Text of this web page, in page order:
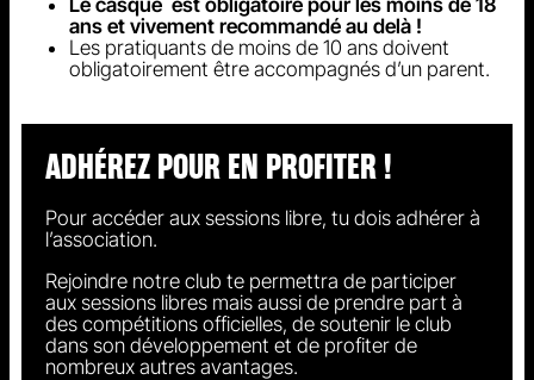
ans et vivement recommandé au delà !
Les pratiquants de moins de 10 ans doivent
obligatoirement être accompagnés d’un parent.
ADHÉREZ POUR EN PROFITER !
Pour accéder aux sessions libre, tu dois adhérer à
l’association.
Rejoindre notre club te permettra de participer
aux sessions libres mais aussi de prendre part à
des compétitions officielles, de soutenir le club
dans son développement et de profiter de
nombreux autres avantages.